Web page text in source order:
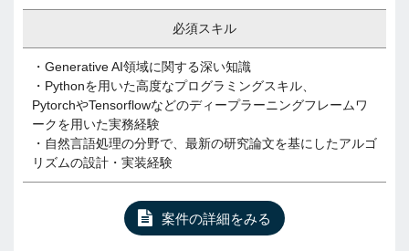
必須スキル
・Generative AI領域に関する深い知識
・Pythonを用いた高度なプログラミングスキル、
PytorchやTensorflowなどのディープラーニングフレームワ
ークを用いた実務経験
・自然言語処理の分野で、最新の研究論文を基にしたアルゴ
リズムの設計・実装経験
案件の詳細をみる